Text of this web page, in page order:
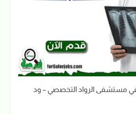
مستشفى الرواد التخصصي – ود